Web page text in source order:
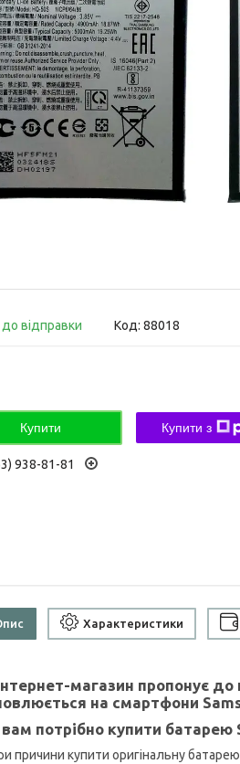
відправки Код: 88018
Купити Купити з
938-81-81
Характеристики
магазин пропонує
на смартфони
потрібно купити батарею
причини купити оригінальну